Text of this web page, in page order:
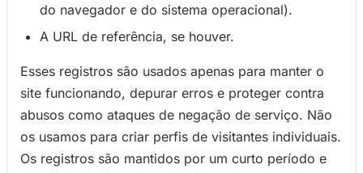
do navegador e do sistema operacional).
A URL de referência, se houver.
Esses registros são usados apenas para manter o
site funcionando, depurar erros e proteger contra
abusos como ataques de negação de serviço. Não
os usamos para criar perfis de visitantes individuais.
Os registros são mantidos por um curto período e